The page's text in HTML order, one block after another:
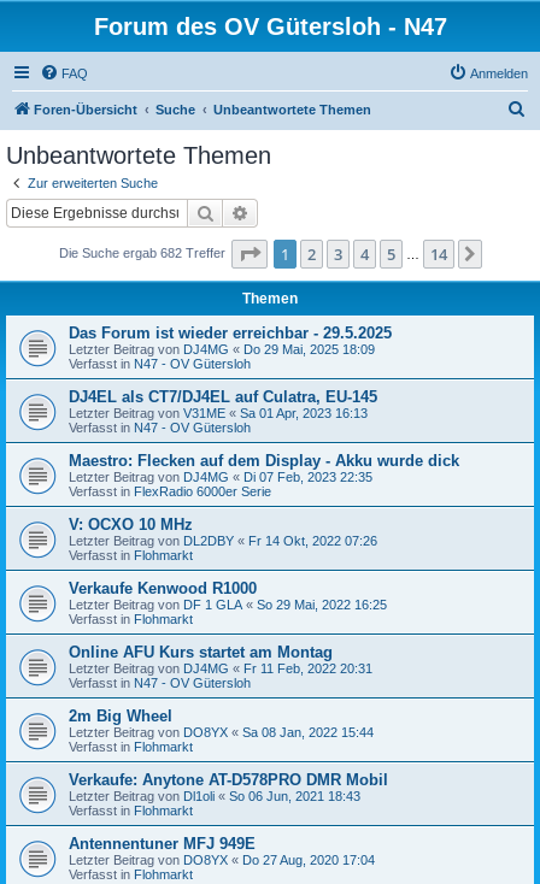
Forum des OV Gütersloh - N47
FAQ Anmelden
Foren-Übersicht Suche Unbeantwortete Themen
Unbeantwortete Themen
Zur erweiterten Suche
Suche
Die Suche ergab 682 Treffer Seite 1von 14
1 2 3 4 5 14
Themen
Das Forum ist wieder erreichbar - 29.5.2025
Letzter Beitrag von DJ4MG « Do 29 Mai, 2025 18:09
Verfasst in N47 - OV Gütersloh
DJ4EL als CT7/DJ4EL auf Culatra, EU-145
Letzter Beitrag von V31ME « Sa 01 Apr, 2023 16:13
Verfasst in N47 - OV Gütersloh
Maestro: Flecken auf dem Display - Akku wurde dick
Letzter Beitrag von DJ4MG « Di 07 Feb, 2023 22:35
Verfasst in FlexRadio 6000er Serie
V: OCXO 10 MHz
Letzter Beitrag von DL2DBY « Fr 14 Okt, 2022 07:26
Verfasst in Flohmarkt
Verkaufe Kenwood R1000
Letzter Beitrag von DF 1 GLA « So 29 Mai, 2022 16:25
Verfasst in Flohmarkt
Online AFU Kurs startet am Montag
Letzter Beitrag von DJ4MG « Fr 11 Feb, 2022 20:31
Verfasst in N47 - OV Gütersloh
2m Big Wheel
Letzter Beitrag von DO8YX « Sa 08 Jan, 2022 15:44
Verfasst in Flohmarkt
Verkaufe: Anytone AT-D578PRO DMR Mobil
Letzter Beitrag von Dl1oli « So 06 Jun, 2021 18:43
Verfasst in Flohmarkt
Antennentuner MFJ 949E
Letzter Beitrag von DO8YX « Do 27 Aug, 2020 17:04
Verfasst in Flohmarkt